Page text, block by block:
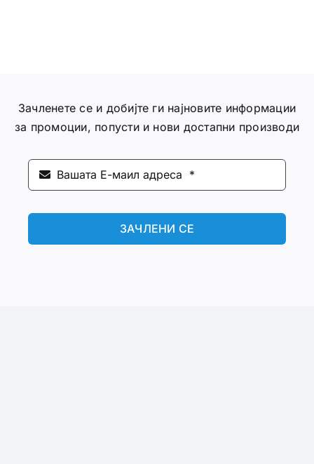
Зачленете се и добијте ги најновите информации
за промоции, попусти и нови достапни производи
ЗАЧЛЕНИ СЕ